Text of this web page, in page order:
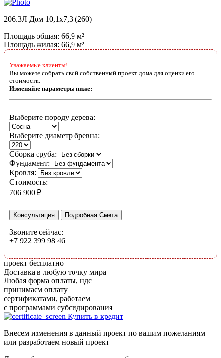
206.3Л Дом 10,1х7,3 (260)
Площадь общая: 66,9 м²
Площадь жилая: 66,9 м²
Уважаемые клиенты!
Вы можете собрать свой собственный проект дома для оценки его
стоимости.
Изменяйте параметры ниже:
Выберите породу дерева:
Выберите диаметр бревна:
Сборка сруба:
Фундамент:
Кровля:
Стоимость:
706 900 ₽
Консультация
Звоните сейчас:
+7 922 399 98 46
проект бесплатно
Доставка в любую точку мира
Любая форма оплаты, ндс
принимаем оплату
сертификатами, работаем
с программами субсидирования
Купить в кредит
Внесем изменения в данный проект по вашим пожеланиям
или разработаем новый проект